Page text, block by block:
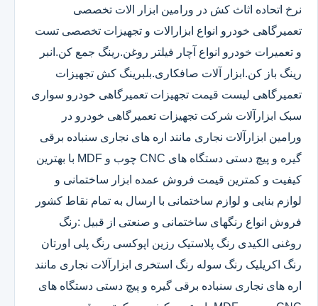
نرخ اتحاده اثاث کش در ورامین ابزار الات تخصصی
تعمیرگاهی خودرو انواع ابزارالات و تجهیزات تخصصی تست
و تعمیرات خودرو انواع آچار فیلتر روغن.رینگ جمع کن.انبر
رینگ باز کن.ابزار آلات صافکاری.بلبرینگ کش تجهیزات
تعمیرگاهی لیست قیمت تجهیزات تعمیرگاهی خودرو سواری
سبک ابزارآلات شرکت تجهیزات تعمیرگاهی خودرو در
ورامین ابزارآلات نجاری مانند اره های نجاری سنباده برقی
گیره و پیچ دستی دستگاه های CNC چوب و MDF با بهترین
کیفیت و کمترین قیمت فروش عمده ابزار ساختمانی و
لوازم بنایی و لوازم ساختمانی با ارسال به تمام نقاط کشور
فروش انواع رنگهای ساختمانی و صنعتی از قبیل :رنگ
روغنی الکیدی رنگ پلاستیک رزین اپوکسی رنگ پلی اورتان
رنگ اکریلیک رنگ سوله رنگ استخری ابزارآلات نجاری مانند
اره های نجاری سنباده برقی گیره و پیچ دستی دستگاه های